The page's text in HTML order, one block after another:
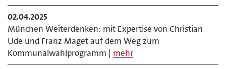
02.04.2025
München Weiterdenken: mit Expertise von Christian
Ude und Franz Maget auf dem Weg zum
Kommunalwahlprogramm | mehr